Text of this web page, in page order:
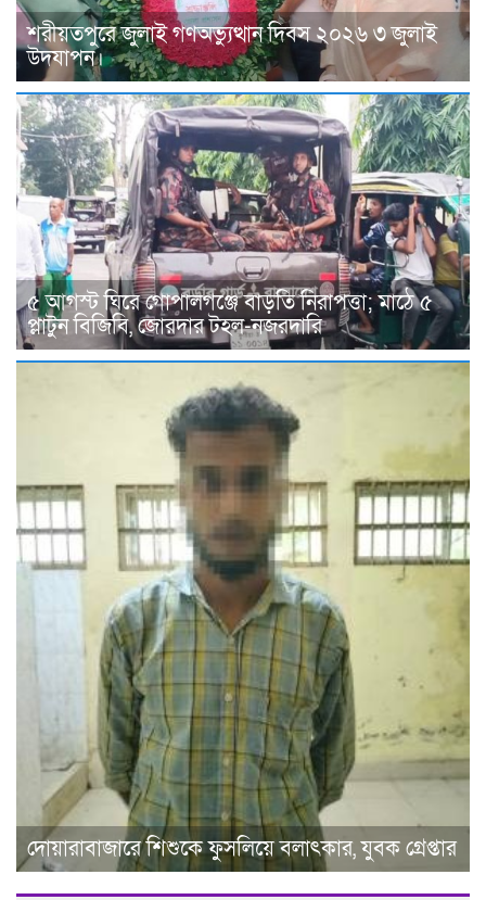
শরীয়তপুরে জুলাই গণঅভ্যুত্থান দিবস ২০২৬ ৩ জুলাই
উদযাপন।
৫ আগস্ট ঘিরে গোপালগঞ্জে বাড়তি নিরাপত্তা; মাঠে ৫
প্লাটুন বিজিবি, জোরদার টহল-নজরদারি
দোয়ারাবাজারে শিশুকে ফুসলিয়ে বলাৎকার, যুবক গ্রেপ্তার